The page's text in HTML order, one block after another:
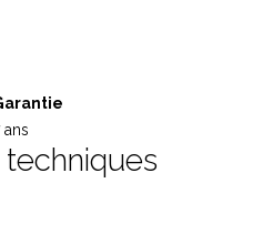
ans